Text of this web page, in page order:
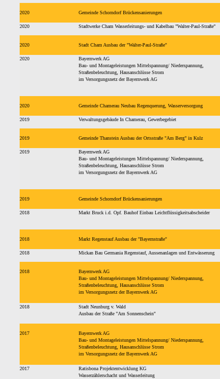
2020 Gemeinde Schorndorf Brückensanierungen
2020 Stadtwerke Cham Wasserleitungs- und Kabelbau "Walter-Paul-Straße"
2020 Stadt Cham Ausbau der "Walter-Paul-Straße"
2020
Bayernwerk AG
Bau- und Montageleistungen Mittelspannung/ Niederspannung,
Straßenbeleuchtung, Hausanschlüsse Strom
im Versorgungsnetz der Bayernwerk AG
2020 Gemeinde Chamerau Neubau Regenquerung, Wasserversorgung
2019 Verwaltungsgebäude In Chamerau, Gewerbegebiet
2019 Gemeinde Thanstein Ausbau der Ortsstraße "Am Berg" in Kulz
2019
Bayernwerk AG
Bau- und Montageleistungen Mittelspannung/ Niederspannung,
Straßenbeleuchtung, Hausanschlüsse Strom
im Versorgungsnetz der Bayernwerk AG
2019 Gemeinde Schorndorf Brückensanierungen
2018 Markt Bruck i.d. Opf. Bauhof Einbau Leichtflüssigkeitsabscheider
2018 Markt Regenstauf Ausbau der "Bayernstraße"
2018 Mickan Bau Germania Regenstauf, Aussenanlagen und Entwässerung
2018
Bayernwerk AG
Bau- und Montageleistungen Mittelspannung/ Niederspannung,
Straßenbeleuchtung, Hausanschlüsse Strom
im Versorgungsnetz der Bayernwerk AG
2018
Stadt Neunburg v. Wald
Ausbau der Straße "Am Sonnenschein"
2017
Bayernwerk AG
Bau- und Montageleistungen Mittelspannung/ Niederspannung,
Straßenbeleuchtung, Hausanschlüsse Strom
im Versorgungsnetz der Bayernwerk AG
2017
Ratisbona Projektentwicklung KG
Wasserzählerschacht und Wasserleitung